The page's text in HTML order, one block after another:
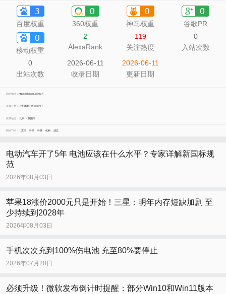
百度权重 360权重 神马权重 谷歌PR
移动权重
2
AlexaRank
119
关注热度
0
入站次数
0
出站次数
2026-06-11
收录日期
2026-06-11
更新日期
网站地址： https://shouer.com.cn
所属分类： 卫生健康> 医院诊所>
所属地区： 北京> 朝阳市
网站TAG： 京市 科学 科研 机构 成立
电动汽车开了5年 电池应该在什么水平？专家详解新国标规
范
2026年08月03日
苹果18涨价2000元只是开始！三星：明年内存短缺加剧 至
少持续到2028年
2026年08月03日
手机次次充到100%伤电池 充至80%要停止
2026年07月20日
必须升级！微软发布倒计时提醒：部分Win10和Win11版本